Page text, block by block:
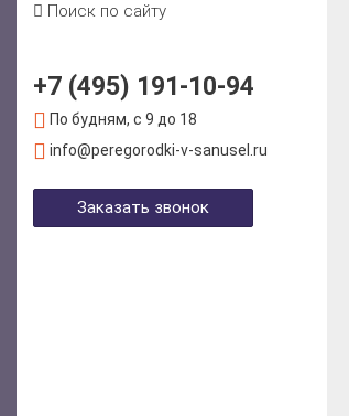
Поиск по сайту
+7 (495) 191-10-94
По будням, с 9 до 18
info@peregorodki-v-sanusel.ru
Заказать звонок